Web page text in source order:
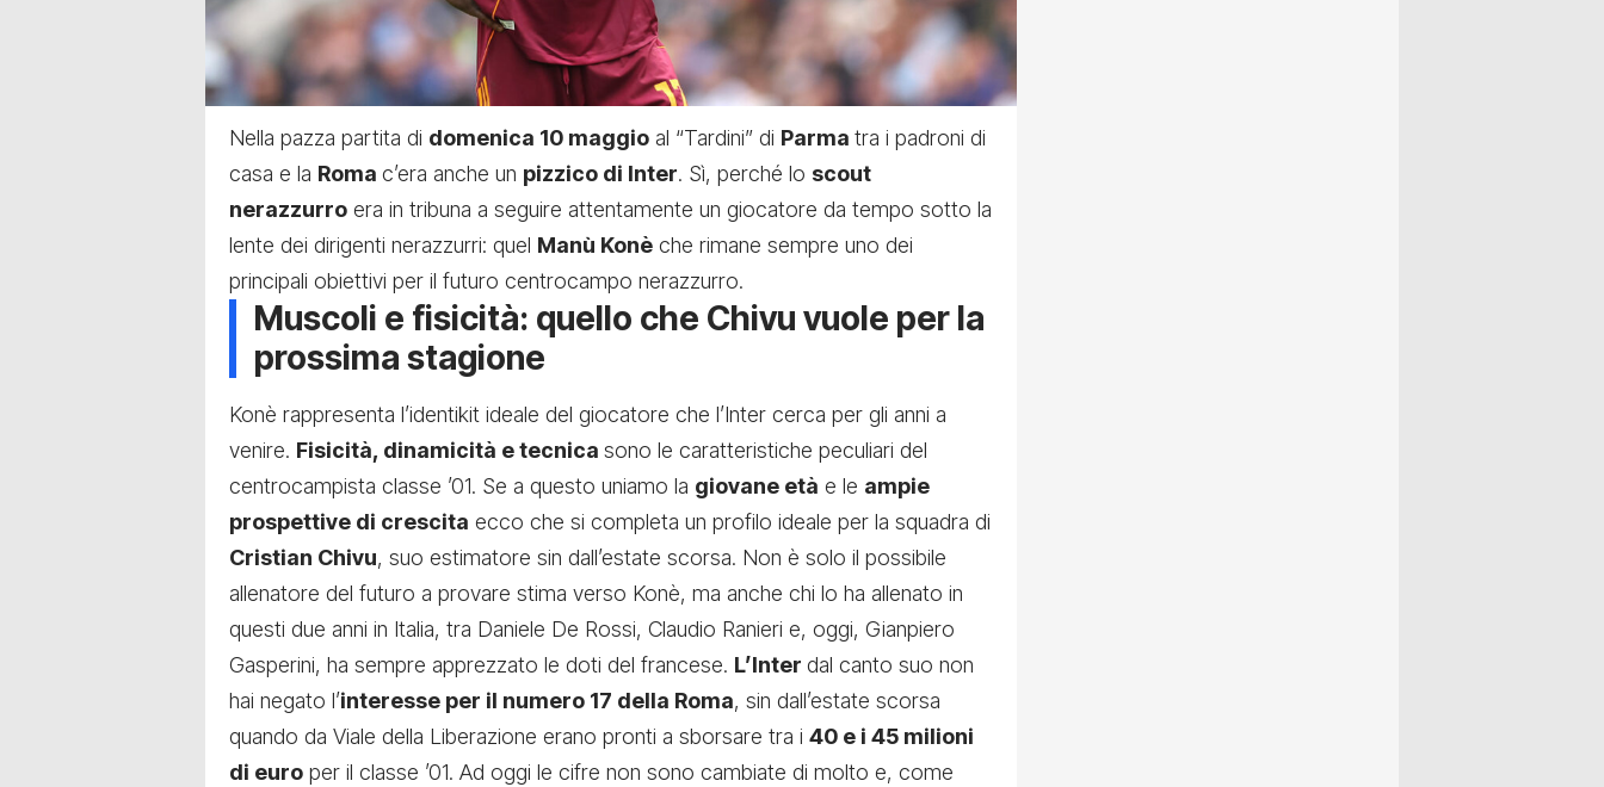
Nella pazza partita di domenica 10 maggio al “Tardini” di Parma tra i padroni di
casa e la Roma c’era anche un pizzico di Inter. Sì, perché lo scout
nerazzurro era in tribuna a seguire attentamente un giocatore da tempo sotto la
lente dei dirigenti nerazzurri: quel Manù Konè che rimane sempre uno dei
principali obiettivi per il futuro centrocampo nerazzurro.
Muscoli e fisicità: quello che Chivu vuole per la
prossima stagione
Konè rappresenta l’identikit ideale del giocatore che l’Inter cerca per gli anni a
venire. Fisicità, dinamicità e tecnica sono le caratteristiche peculiari del
centrocampista classe ’01. Se a questo uniamo la giovane età e le ampie
prospettive di crescita ecco che si completa un profilo ideale per la squadra di
Cristian Chivu, suo estimatore sin dall’estate scorsa. Non è solo il possibile
allenatore del futuro a provare stima verso Konè, ma anche chi lo ha allenato in
questi due anni in Italia, tra Daniele De Rossi, Claudio Ranieri e, oggi, Gianpiero
Gasperini, ha sempre apprezzato le doti del francese. L’Inter dal canto suo non
hai negato l’interesse per il numero 17 della Roma, sin dall’estate scorsa
quando da Viale della Liberazione erano pronti a sborsare tra i 40 e i 45 milioni
di euro per il classe ’01. Ad oggi le cifre non sono cambiate di molto e, come